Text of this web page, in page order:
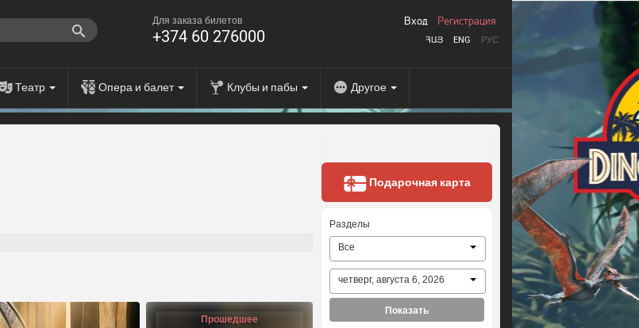
Для заказа билетов
+374 60 276000 ՀԱՅ ENG РУС
Вход Регистрация
Театр Опера и балет Клубы и пабы Другое
Прошедшее
Подарочная карта
Разделы
Все
четверг, августа 6, 2026
Показать